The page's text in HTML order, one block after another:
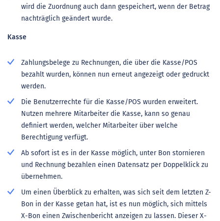
wird die Zuordnung auch dann gespeichert, wenn der Betrag
nachträglich geändert wurde.
Kasse
Zahlungsbelege zu Rechnungen, die über die Kasse/POS
bezahlt wurden, können nun erneut angezeigt oder gedruckt
werden.
Die Benutzerrechte für die Kasse/POS wurden erweitert.
Nutzen mehrere Mitarbeiter die Kasse, kann so genau
definiert werden, welcher Mitarbeiter über welche
Berechtigung verfügt.
Ab sofort ist es in der Kasse möglich, unter Bon stornieren
und Rechnung bezahlen einen Datensatz per Doppelklick zu
übernehmen.
Um einen Überblick zu erhalten, was sich seit dem letzten Z-
Bon in der Kasse getan hat, ist es nun möglich, sich mittels
X-Bon einen Zwischenbericht anzeigen zu lassen. Dieser X-